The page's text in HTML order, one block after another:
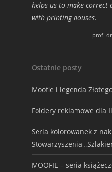
helps us to make correct
with printing houses.
prof. dr
Ostatnie posty
Moofie i legenda
Foldery reklamowe dla
Seria kolorowanek z
Stowarzyszenia
MOOFIE – seria